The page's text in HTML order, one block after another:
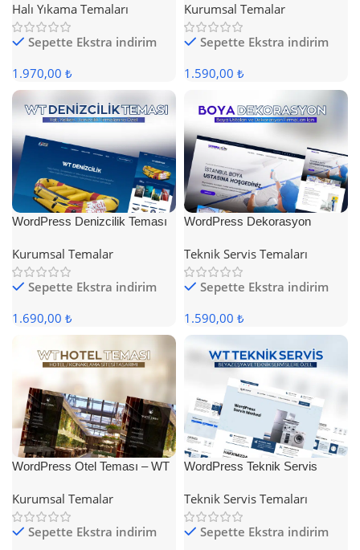
Halı Yıkama Temaları
Sepette Ekstra indirim
1.970,00 ₺
Kurumsal Temalar
Sepette Ekstra indirim
1.590,00 ₺
WordPress Denizcilik Teması
Kurumsal Temalar
Sepette Ekstra indirim
1.690,00 ₺
WordPress Dekorasyon
Teknik Servis Temaları
Sepette Ekstra indirim
1.590,00 ₺
WordPress Otel Teması – WT
Kurumsal Temalar
Sepette Ekstra indirim
WordPress Teknik Servis
Teknik Servis Temaları
Sepette Ekstra indirim